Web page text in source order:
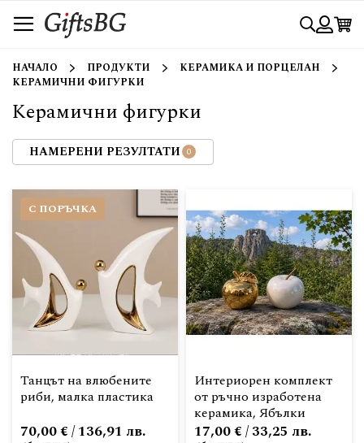
към
съдържанието
Търси
НАЧАЛО ПРОДУКТИ
КЕРАМИКА И ПОРЦЕЛАН
КЕРАМИЧНИ ФИГУРКИ
Керамични фигурки
С ПОРЪЧКА
Танцът на влюбените
риби, малка пластика
70,00 € / 136,91 лв.
Интериорен комплект
от ръчно изработена
керамика, Ябълки
17,00 € / 33,25 лв.
НАМЕРЕНИ РЕЗУЛТАТИ